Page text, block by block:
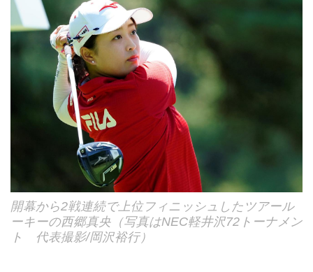
開幕から2戦連続で上位フィニッシュしたツアール
ーキーの西郷真央（写真はNEC軽井沢72トーナメン
ト 代表撮影/岡沢裕行）